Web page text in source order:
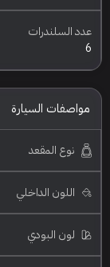
عدد السلندرات
6
مواصفات السيارة
نوع المقعد
اللون الداخلي
لون البودي